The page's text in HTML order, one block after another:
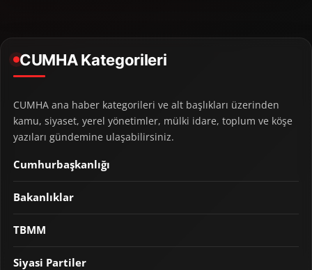
CUMHA Kategorileri
CUMHA ana haber kategorileri ve alt başlıkları üzerinden
kamu, siyaset, yerel yönetimler, mülki idare, toplum ve köşe
yazıları gündemine ulaşabilirsiniz.
Cumhurbaşkanlığı
Bakanlıklar
TBMM
Siyasi Partiler